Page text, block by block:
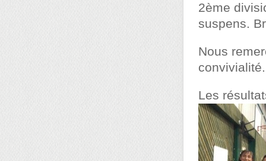
2ème
suspens.
Nous
convivialité.
Les